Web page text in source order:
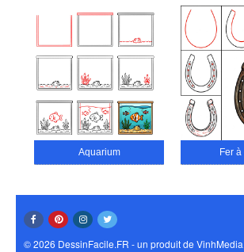
Aquarium Fer à
© 2026 DessinFacile.FR - un produit de VinhMedia.